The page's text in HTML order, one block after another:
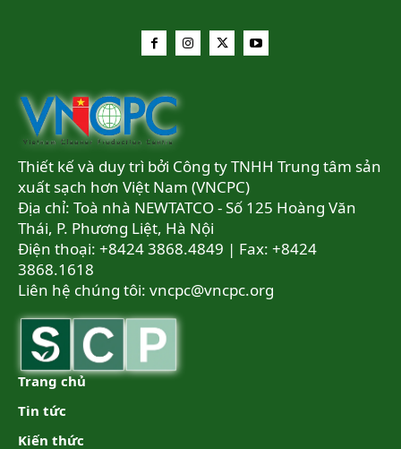
Thiết kế và duy trì bởi Công ty TNHH Trung tâm sản
xuất sạch hơn Việt Nam (VNCPC)
Địa chỉ: Toà nhà NEWTATCO - Số 125 Hoàng Văn
Thái, P. Phương Liệt, Hà Nội
Điện thoại: +8424 3868.4849 | Fax: +8424
3868.1618
Liên hệ chúng tôi: vncpc@vncpc.org
Trang chủ
Tin tức
Kiến thức